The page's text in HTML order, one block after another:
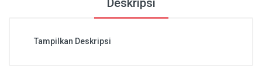
Deskripsi
Tampilkan Deskripsi